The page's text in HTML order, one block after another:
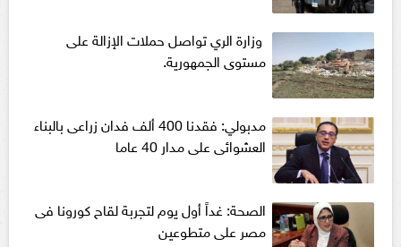
وزارة الري تواصل حملات الإزالة على
مستوى الجمهورية.
مدبولي: فقدنا 400 ألف فدان زراعى بالبناء
العشوائى على مدار 40 عاما
الصحة: غداً أول يوم لتجربة لقاح كورونا فى
مصر على متطوعين